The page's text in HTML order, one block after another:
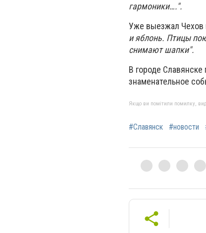
гармоники….".
Уже выезжал Чехов
и яблонь. Птицы
снимают шапки".
В городе
знаменательное
Якщо ви помітили помилку,
#Славянск #новости